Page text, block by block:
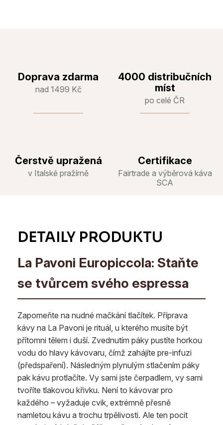
Doprava zdarma
nad 1499 Kč
4000 distribučních
míst
po celé ČR
Čerstvě upražená
v Italské pražírně
Certifikace
Fairtrade a výběrová káva
SCA
La Pavoni Europiccola: Staňte
se tvůrcem svého espressa
Zapomeňte na nudné mačkání tlačítek. Příprava
kávy na La Pavoni je rituál, u kterého musíte být
přítomni tělem i duší. Zvednutím páky pustíte horkou
vodu do hlavy kávovaru, čímž zahájíte pre-infuzi
(předspaření). Následným plynulým stlačením páky
pak kávu protlačíte. Vy sami jste čerpadlem, vy sami
tvoříte tlakovou křivku. Není to kávovar pro
každého – vyžaduje cvik, extrémně přesně
namletou kávu a trochu trpělivosti. Ale ten pocit